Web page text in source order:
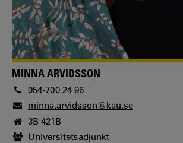
MINNA ARVIDSSON
054-700 24 96
minna.arvidsson@kau.se
3B 421B
Universitetsadjunkt